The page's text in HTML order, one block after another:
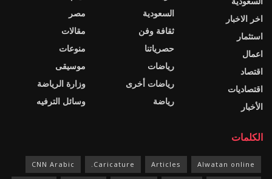
اخر الاخبار
استثمار
اعمال
اقتصاد
اقتصاديات
الأخبار
السعودية
ثقافة وفن
حصرياتنا
رياضات
رياضات أخرى
رياضة
مصر
مقالات
منوعات
موسيقى
وزارة الرياضة
وسائل الترفيه
الكلمات
Alwatan online
Articles
Caricature.
CNN Arabic